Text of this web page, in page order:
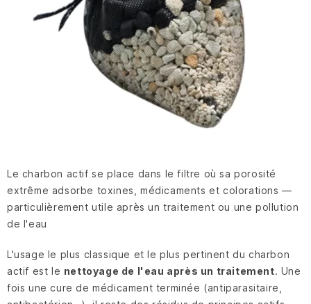
Le charbon actif se place dans le filtre où sa porosité
extrême adsorbe toxines, médicaments et colorations —
particulièrement utile après un traitement ou une pollution
de l'eau
L'usage le plus classique et le plus pertinent du charbon
actif est le nettoyage de l'eau après un traitement. Une
fois une cure de médicament terminée (antiparasitaire,